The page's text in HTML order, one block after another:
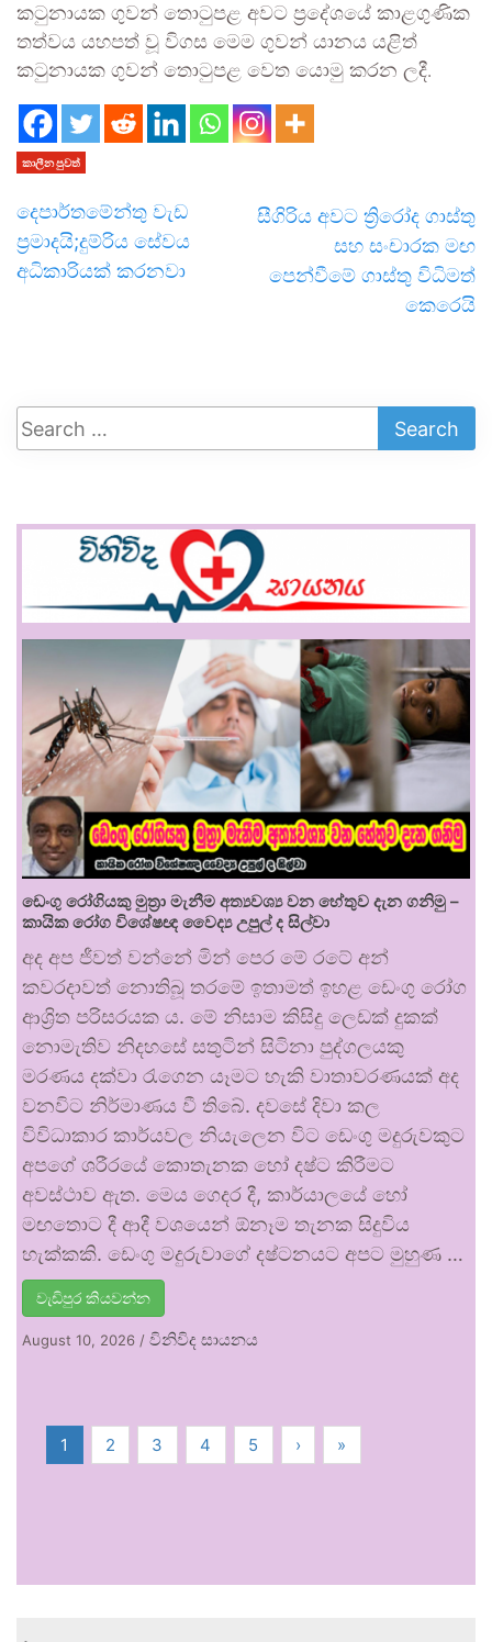
කටුනායක ගුවන් තොටුපළ අවට ප්‍රදේශයේ කාළගුණික
තත්වය යහපත් වූ විගස මෙම ගුවන් යානය යළිත්
කටුනායක ගුවන් තොටුපළ වෙත යොමු කරන ලදී.
කාලීන පුවත්
දෙපාර්තමේන්තු වැඩ
ප්‍රමාදයි;දුම්රිය සේවය
අධිකාරියක් කරනවා
සීගිරිය අවට ත්‍රිරෝද ගාස්තු
සහ සංචාරක මඟ
පෙන්වීමේ ගාස්තු විධිමත්
කෙරෙයි
ඩෙංගු රෝගියකු ⁣මුත්‍රා මැනීම අත්‍යවශ්‍ය වන හේතුව දැන ගනිමු –
කායික රෝග විශේෂඥ වෛද්‍ය උපුල් ද සිල්වා
අද අප ජීවත් වන්නේ මින් පෙර මේ රටේ අන්
කවරදාවත් නොතිබූ තරමේ ඉතාමත් ඉහළ ඩෙංගු රෝග
ආශ්‍රිත පරිසරයක ය. මේ නිසාම කිසිදු ලෙඩක් දුකක්
නොමැතිව නිදහසේ සතුටින් සිටිනා පුද්ගලයකු
මරණය දක්වා රැගෙන යෑමට හැකි වාතාවරණයක් අද
වනවිට නිර්මාණය වී තිබේ. දවසේ දිවා කල
විවිධාකාර කාර්යවල නියැලෙන විට ඩෙංගු මදුරුවකුට
අපගේ ශරීරයේ කොතැනක හෝ දෂ්ට කිරීමට
අවස්ථාව ඇත. මෙය ගෙදර දී, කාර්යාලයේ හෝ
මඟතොට දී ආදී වශයෙන් ඕනෑම තැනක සිදුවිය
හැක්කකි. ඩෙංගු මදුරුවාගේ දෂ්ටනයට අපට මුහුණ …
වැඩිපුර කියවන්න
August 10, 2026 / විනිවිද සායනය
1 2 3 4 5 › »